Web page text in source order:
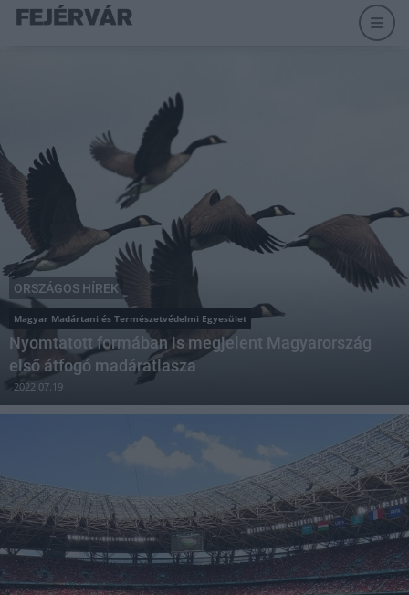
ORSZÁGOS HÍREK
Magyar Madártani és Természetvédelmi Egyesület
Nyomtatott formában is megjelent Magyarország
első átfogó madáratlasza
2022.07.19